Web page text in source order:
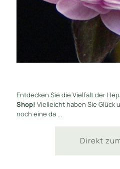
Entdecken Sie die Vielfalt der
Shop! Vielleicht haben Sie Glück
noch eine da ...
Direkt